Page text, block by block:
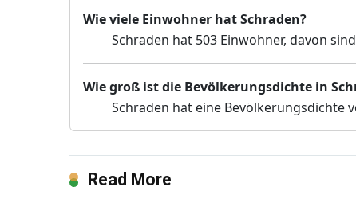
Wie viele Einwohner hat Schraden?
Schraden hat 503 Einwohner, davon
Wie groß ist die Bevölkerungsdichte in
Schraden hat eine Bevölkerungsdichte
Read More